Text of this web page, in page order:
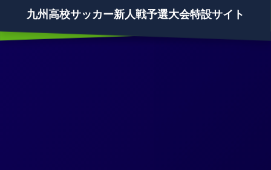
九州高校サッカー新人戦予選大会特設サイト